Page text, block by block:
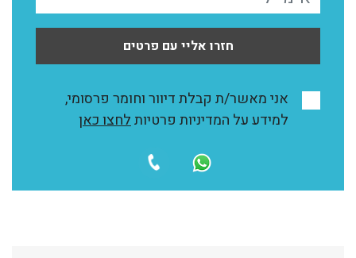
חזרו אליי עם פרטים
אני מאשר/ת קבלת דיוור וחומר פרסומי,
למידע על המדיניות פרטיותלחצו כאן